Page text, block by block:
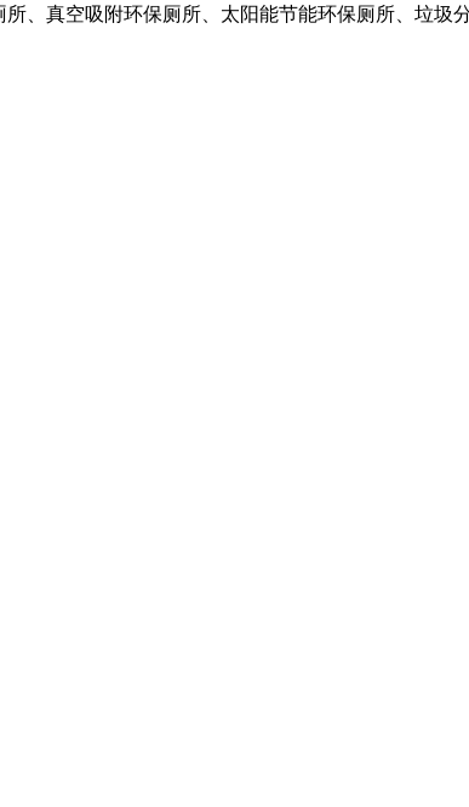
、真空吸附环保厕所、太阳能节能环保厕所、垃